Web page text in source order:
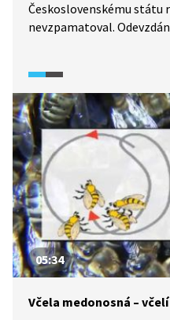
Československému státu
nevzpamatoval.
pro Slovensko i
1939 to jen potvrdily.
z dokumentárního filmu
05:34
Včela medonosná –